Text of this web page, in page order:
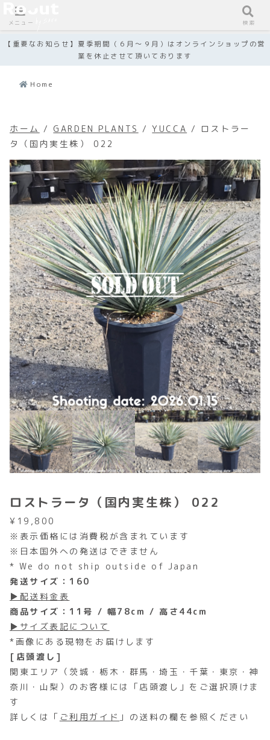
【重要なお知らせ】夏季期間（６月～９月）はオンラインショップの営
業を休止させて頂いております
Home
ホーム / GARDEN PLANTS /YUCCA / ロストラー
タ（国内実生株） 022
ロストラータ（国内実生株） 022
¥ 19,800
※表示価格には消費税が含まれています
※日本国外への発送はできません
* We do not ship outside of Japan
発送サイズ：160
▶配送料金表
商品サイズ：11号 / 幅78cm / 高さ44cm
▶サイズ表記について
*画像にある現物をお届けします
[店頭渡し]
関東エリア（茨城・栃木・群馬・埼玉・千葉・東京・神
奈川・山梨）のお客様には「店頭渡し」をご選択頂けま
す
詳しくは「 ご利用ガイド 」の送料の欄を参照ください
メニュー 検索